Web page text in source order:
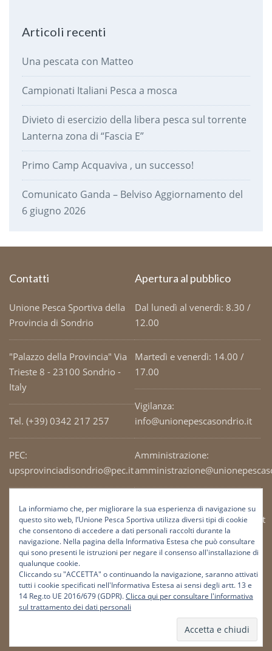
Articoli recenti
Una pescata con Matteo
Campionati Italiani Pesca a mosca
Divieto di esercizio della libera pesca sul torrente
Lanterna zona di “Fascia E”
Primo Camp Acquaviva , un successo!
Comunicato Ganda – Belviso Aggiornamento del
6 giugno 2026
Contatti
Unione Pesca Sportiva della
Provincia di Sondrio
"Palazzo della Provincia" Via
Trieste 8 - 23100 Sondrio -
Italy
Tel. (+39) 0342 217 257
PEC:
upsprovinciadisondrio@pec.it
Codice Fiscale: 93003690141
Apertura al pubblico
Dal lunedì al venerdì: 8.30 /
12.00
Martedì e venerdì: 14.00 /
17.00
Vigilanza:
info@unionepescasondrio.it
Amministrazione:
Ufficio tecnico:
tecnico@unionepescasondrio.it
Informazioni:
info@unionepescasondrio.it
La informiamo che, per migliorare la sua esperienza di navigazione su
questo sito web, l’Unione Pesca Sportiva utilizza diversi tipi di cookie
che consentono di accedere a dati personali raccolti durante la
navigazione. Nella pagina della Informativa Estesa che può consultare
qui sono presenti le istruzioni per negare il consenso all'installazione di
qualunque cookie.
Cliccando su "ACCETTA" o continuando la navigazione, saranno attivati
tutti i cookie specificati nell'Informativa Estesa ai sensi degli artt. 13 e
14 Reg.to UE 2016/679 (GDPR).Clicca qui per consultare l'informativa
sul trattamento dei dati personali